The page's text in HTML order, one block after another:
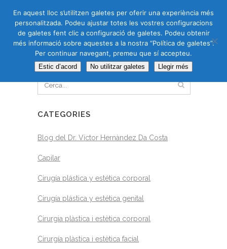
CAS CAT ENG RUS
CERCA
CATEGORIES
Blog del Dr. Víctor Hernàndez Da Costa
Capilar
Cirugía plástica y estética corporal
Cirugía plástica y estética genital
Cirurgia plàstica i estètica corporal
Cirurgía plàstica i estètica facial
En aquest lloc s’utilitzen galetes per oferir una experiència més
personalitzada. Podeu ajustar totes les vostres configuracions
de galetes fent clic a configuració de galetes. Podeu obtenir
més informació sobre aquestes a la nostra “Política de galetes”.
Per continuar navegant, premeu que sí accepteu.
Estic d’acord No utilitzar galetes Llegir més